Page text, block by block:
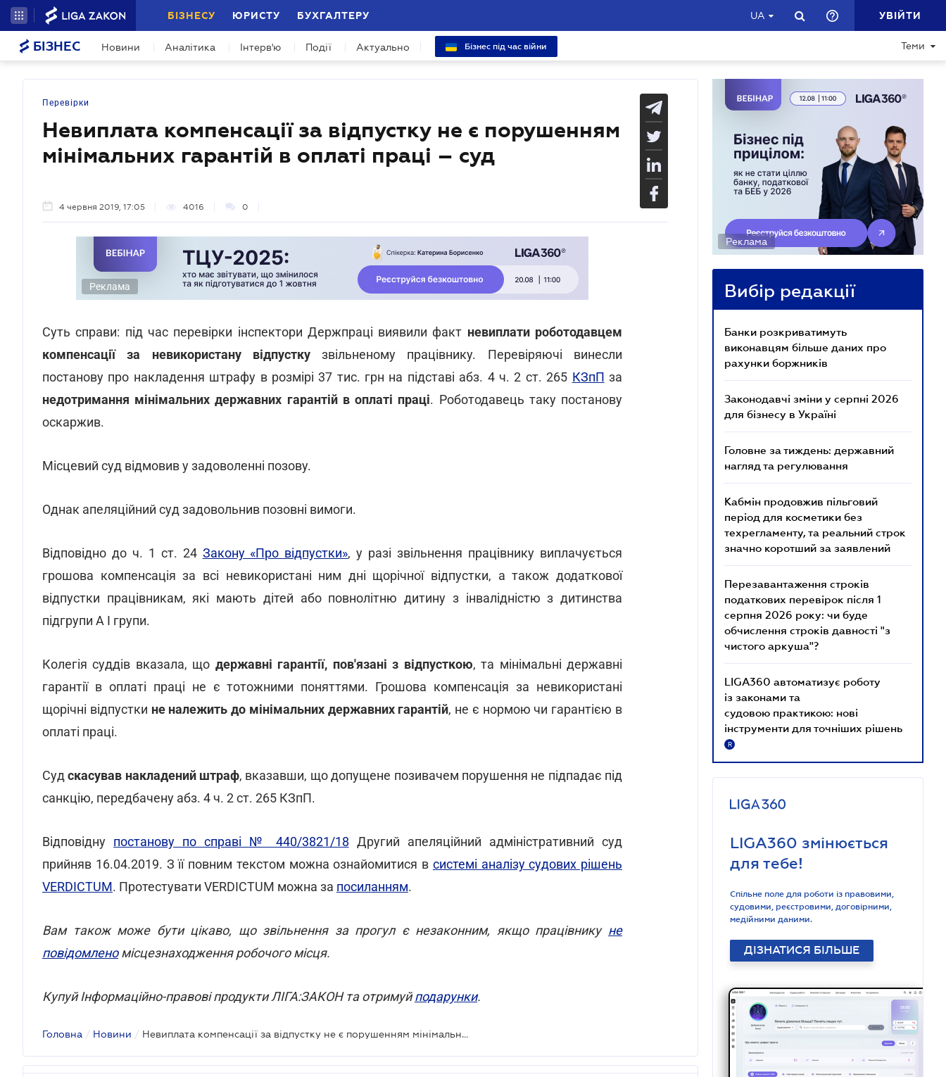
БІЗНЕСУ ЮРИСТУ БУХГАЛТЕРУ UA УВІЙТИ
БІЗНЕС Новини Аналітика Інтерв'ю Події Актуально Бізнес під час війни Теми
Перевірки
Невиплата компенсації за відпустку не є порушенням
мінімальних гарантій в оплаті праці – суд
4 червня 2019, 17:05 4016 0
Реклама
Суть справи: під час перевірки інспектори Держпраці виявили факт невиплати роботодавцем
компенсації за невикористану відпусткузвільненому працівнику. Перевіряючі винесли
постанову про накладення штрафу в розмірі 37 тис. грн на підставі абз. 4 ч. 2 ст. 265 КЗпП за
недотримання мінімальних державних гарантій в оплаті праці. Роботодавець таку постанову
оскаржив.
Місцевий суд відмовив у задоволенні позову.
Однак апеляційний суд задовольнив позовні вимоги.
Відповідно до ч. 1 ст. 24 Закону «Про відпустки», у разі звільнення працівнику виплачується
грошова компенсація за всі невикористані ним дні щорічної відпустки, а також додаткової
відпустки працівникам, які мають дітей або повнолітню дитину з інвалідністю з дитинства
підгрупи А I групи.
Колегія суддів вказала, що державні гарантії, пов'язані з відпусткою, та мінімальні державні
гарантії в оплаті праці не є тотожними поняттями. Грошова компенсація за невикористані
щорічні відпустки не належить до мінімальних державних гарантій, не є нормою чи гарантією в
оплаті праці.
Судскасував накладений штраф, вказавши, що допущене позивачем порушення не підпадає під
санкцію, передбачену абз. 4 ч. 2 ст. 265 КЗпП.
Відповідну постанову по справі № 440/3821/18 Другий апеляційний адміністративний суд
прийняв 16.04.2019. З її повним текстом можна ознайомитися в системі аналізу судових рішень
VERDICTUM. Протестувати VERDICTUM можна за посиланням.
Вам також може бути цікаво, що звільнення за прогул є незаконним, якщо працівнику не
повідомленомісцезнаходження робочого місця.
Купуй Інформаційно-правові продукти ЛІГА:ЗАКОН та отримуйподарунки.
Головна / Новини / Невиплата компенсації за відпустку не є порушенням мінімальних гарантій в оплаті праці – суд
Реклама
Вибір редакції
Банки розкриватимуть
виконавцям більше даних про
рахунки боржників
Законодавчі зміни у серпні 2026
для бізнесу в Україні
Головне за тиждень: державний
нагляд та регулювання
Кабмін продовжив пільговий
період для косметики без
техрегламенту, та реальний строк
значно коротший за заявлений
Перезавантаження строків
податкових перевірок після 1
серпня 2026 року: чи буде
обчислення строків давності "з
чистого аркуша"?
LIGA360 автоматизує роботу
із законами та
судовою практикою: нові
інструменти для точніших рішень
R
LIGA360 змінюється
для тебе!
Спільне поле для роботи із правовими,
судовими, реєстровими, договірними,
медійними даними.
ДІЗНАТИСЯ БІЛЬШЕ